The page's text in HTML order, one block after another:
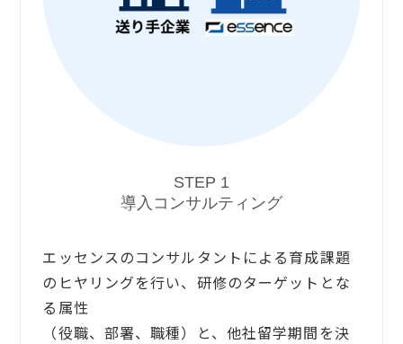
STEP 1
導入コンサルティング
エッセンスのコンサルタントによる育成課題
のヒヤリングを行い、研修のターゲットとな
る属性
（役職、部署、職種）と、他社留学期間を決